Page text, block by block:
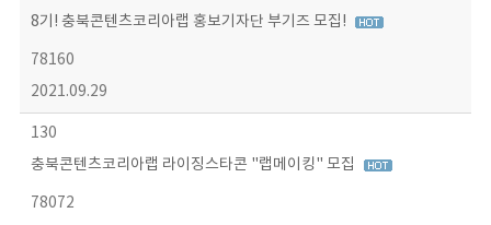
8기! 충북콘텐츠코리아랩 홍보기자단 부기즈 모집!
78160
2021.09.29
130
충북콘텐츠코리아랩 라이징스타콘 "랩메이킹" 모집
78072